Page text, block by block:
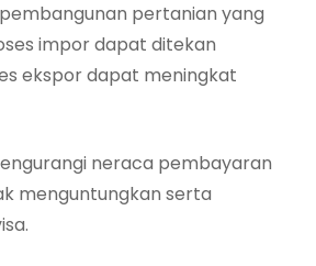
pertanian yang
impor dapat ditekan
ekspor dapat meningkat
neraca pembayaran
menguntungkan serta